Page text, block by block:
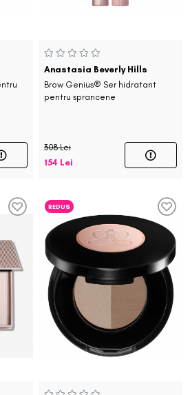
Anastasia Beverly Hills
Brow Genius® Ser hidratant
pentru sprancene
308 Lei
154 Lei
REDUS